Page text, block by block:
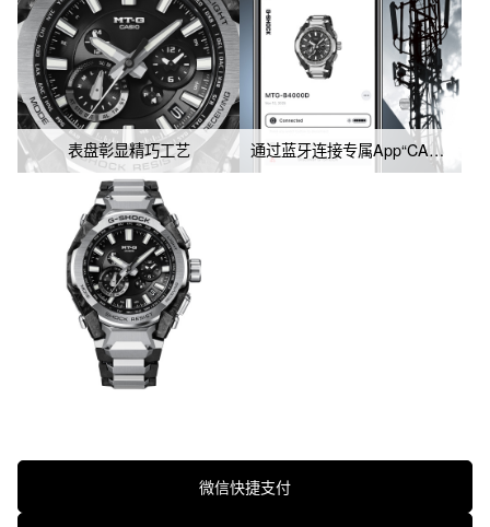
表盘彰显精巧工艺 通过蓝牙连接专属App“CASIO WATCHES”可自动校时，并搭载六局电波、太阳能动力
微信快捷支付